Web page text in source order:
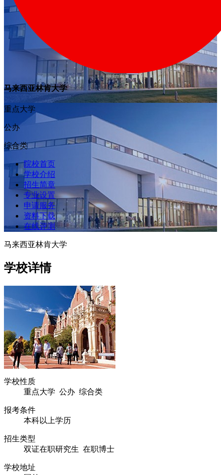
马来西亚林肯大学
重点大学
公办
综合类
院校首页
学校介绍
招生简章
专业设置
申请服务
资料下载
在线评测
马来西亚林肯大学
学校详情
学校性质
重点大学 公办 综合类
报考条件
本科以上学历
招生类型
双证在职研究生 在职博士
学校地址